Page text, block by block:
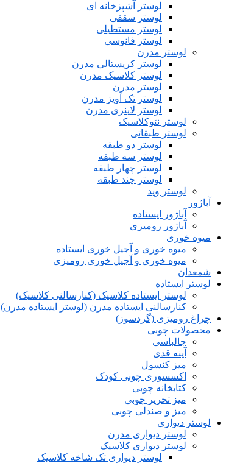
لوستر آشپزخانه ای
لوستر سقفی
لوستر مستطیلی
لوستر فانوسی
لوستر مدرن
لوستر کریستالی مدرن
لوستر کلاسیک مدرن
لوستر مدرن
لوستر تک آویز مدرن
لوستر لاینری مدرن
لوستر نئوکلاسیک
لوستر طبقاتی
لوستر دو طبقه
لوستر سه طبقه
لوستر چهار طبقه
لوستر چند طبقه
لوستر وید
آباژور
آباژور ایستاده
آباژور رومیزی
میوه خوری
میوه خوری و آجیل خوری ایستاده
میوه خوری و آجیل خوری رومیزی
شمعدان
لوستر ایستاده
لوستر ایستاده کلاسیک (کنارسالنی کلاسیک)
کنارسالنی ایستاده مدرن (لوستر ایستاده مدرن)
چراغ رومیزی (گردسوز)
محصولات چوبی
جالباسی
آینه قدی
میز کنسول
اکسسوری چوبی کودک
کتابخانه چوبی
میز تحریر چوبی
میز و صندلی چوبی
لوستر دیواری
لوستر دیواری مدرن
لوستر دیواری کلاسیک
لوستر دیواری تک شاخه کلاسیک